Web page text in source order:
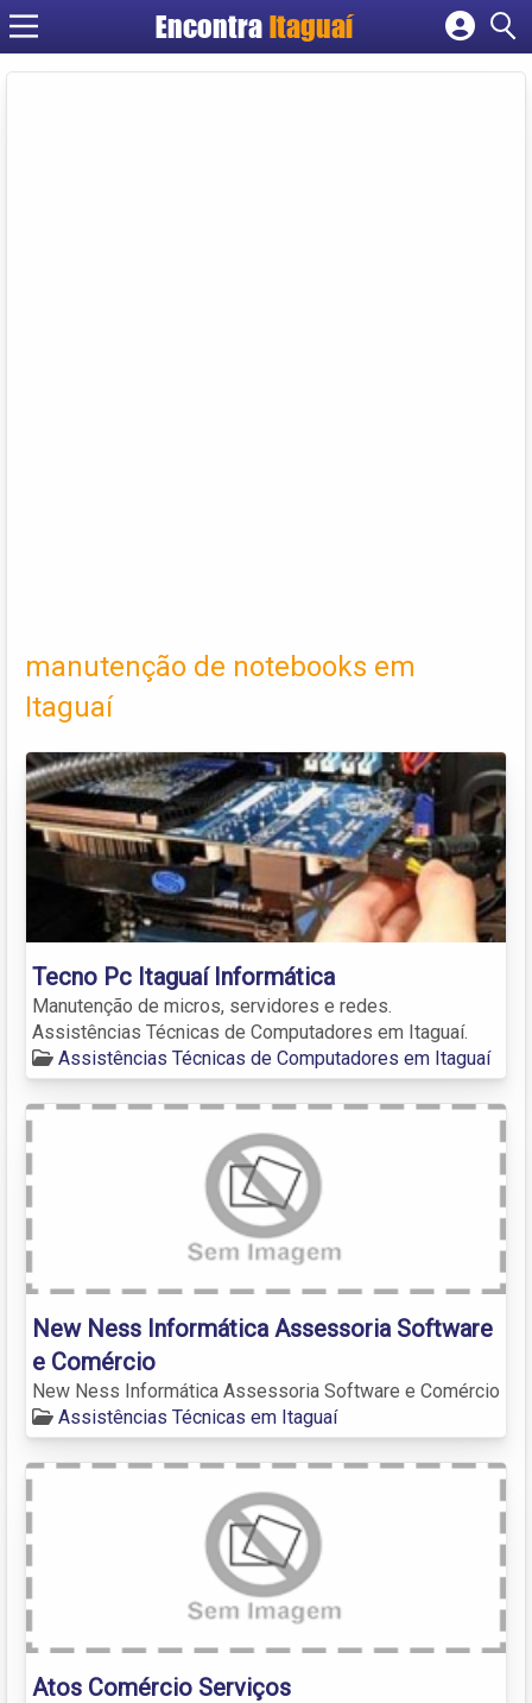
EncontraItaguaí
Cadastrar empresa
manutenção de notebooks em
Itaguaí
Tecno Pc Itaguaí Informática
Manutenção de micros, servidores e redes.
Assistências Técnicas de Computadores em Itaguaí.
Assistências Técnicas de Computadores em Itaguaí
New Ness Informática Assessoria Software
e Comércio
New Ness Informática Assessoria Software e Comércio
Assistências Técnicas em Itaguaí
Atos Comércio Serviços